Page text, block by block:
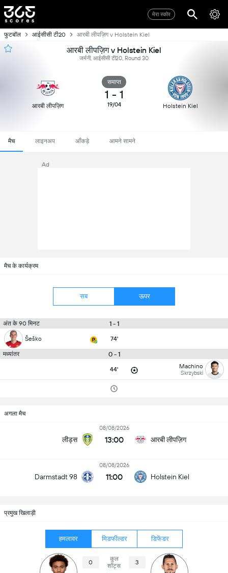
मेरा स्कोर
फुटबॉल आईसीसी टी20 आरबी लीपज़िग v Holstein Kiel
आरबी लीपज़िग v Holstein Kiel
जर्मनी, आईसीसी टी20, Round 30
आरबी लीपज़िग
समाप्त
1 - 1
19/04 Holstein Kiel
मैच लाइनअप आँकड़े आमने सामने
Ad
मैच के कार्यक्रम
सब ऊपर
अंत के 90 मिनट 1 - 1
Šeško 74'
मध्यांतर 0 - 1
44' Machino
Skrzybski
अगला मैच
लीड्स
08/08/2026
13:00 आरबी लीपज़िग
Darmstadt 98
08/08/2026
11:00 Holstein Kiel
प्रमुख खिलाड़ी
हमलावर मिडफील्डर डिफेंडर
0
कुल
शॉट्स
3